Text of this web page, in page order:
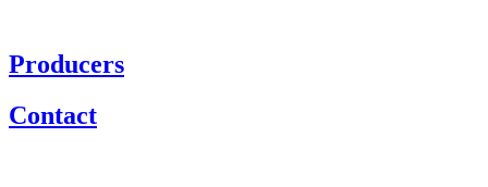
Producers
Contact